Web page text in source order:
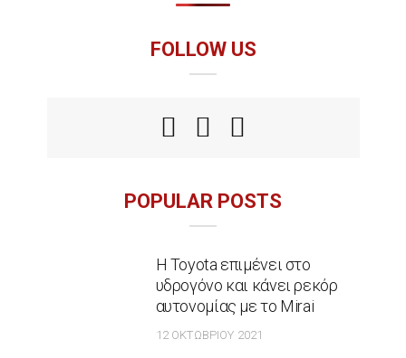
FOLLOW US
POPULAR POSTS
Η Toyota επιμένει στο
υδρογόνο και κάνει ρεκόρ
αυτονομίας με το Mirai
12 ΟΚΤΩΒΡΊΟΥ 2021